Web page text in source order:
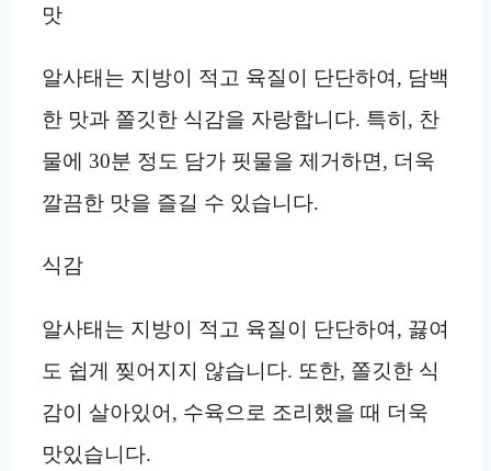
맛
알사태는 지방이 적고 육질이 단단하여, 담백
한 맛과 쫄깃한 식감을 자랑합니다. 특히, 찬
물에 30분 정도 담가 핏물을 제거하면, 더욱
깔끔한 맛을 즐길 수 있습니다.
식감
알사태는 지방이 적고 육질이 단단하여, 끓여
도 쉽게 찢어지지 않습니다. 또한, 쫄깃한 식
감이 살아있어, 수육으로 조리했을 때 더욱
맛있습니다.